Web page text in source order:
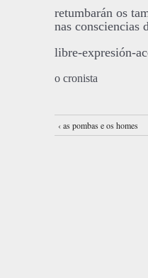
retumbarán os
nas consciencias
libre-expresión-
o cronista
‹ as pombas e os homes